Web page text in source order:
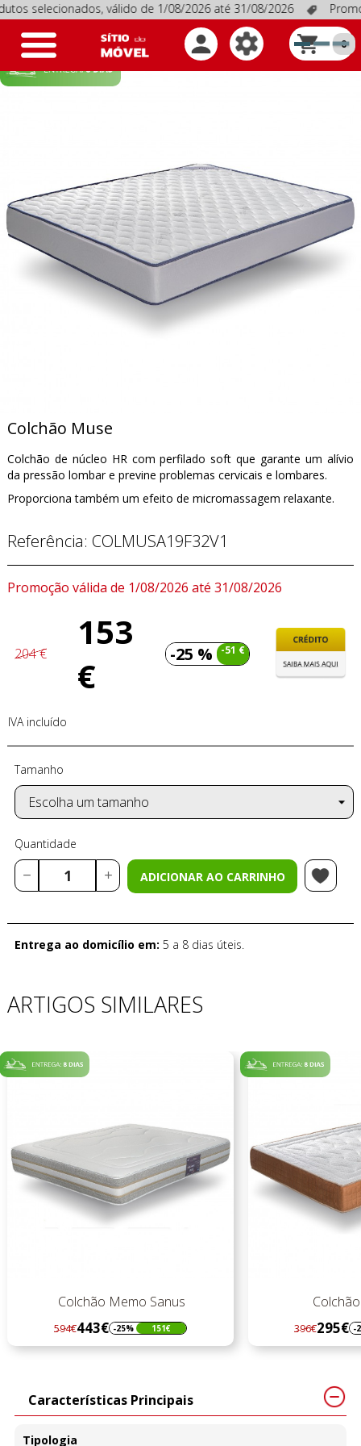
válido de 1/08/2026 até 31/08/2026
Toggle
navigation 0
Colchão Muse
Colchão de núcleo HR com perfilado soft que garante um alívio
da pressão lombar e previne problemas cervicais e lombares.
Proporciona também um efeito de micromassagem relaxante.
Referência: COLMUSA19F32V1
Promoção válida de 1/08/2026 até 31/08/2026
204 €
153
€
-25 % -51 €
IVA incluído
Tamanho
Quantidade
ADICIONAR AO CARRINHO
Entrega ao domicílio em: 5 a 8 dias úteis.
ARTIGOS SIMILARES
Colchão Memo Sanus
Regular
preço
594€443€
Preço -25% 151€
Regular
preço
396€295€
Preço -
Características Principais
Tipologia